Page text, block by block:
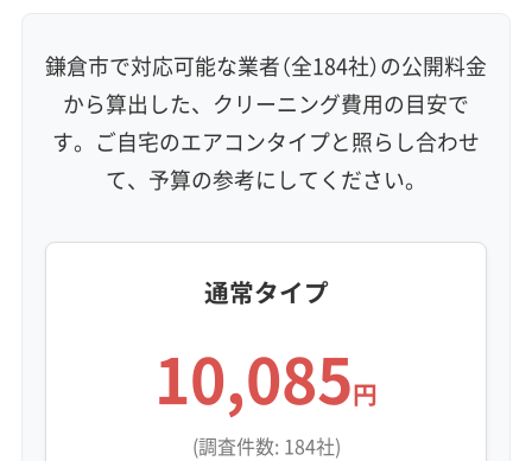
ます。安易な防カビコーティングも、この腐食
性の高い汚れを内部に閉じ込めてしまい、かえ
ってエアコンの寿命を縮めることになりかねま
せん。根本から解決するには、大量の水で徹底
かせません。
鎌倉のお客様から「他の地域より
エアコンの傷みが早い気がする」
というご相談をよく受けます。
鎌倉市で対応可能な業者（全184社）の公開料金
から算出した、クリーニング費用の目安で
す。ご自宅のエアコンタイプと照らし合わせ
て、予算の参考にしてください。
通常タイプ
10,085円
(調査件数: 184社)